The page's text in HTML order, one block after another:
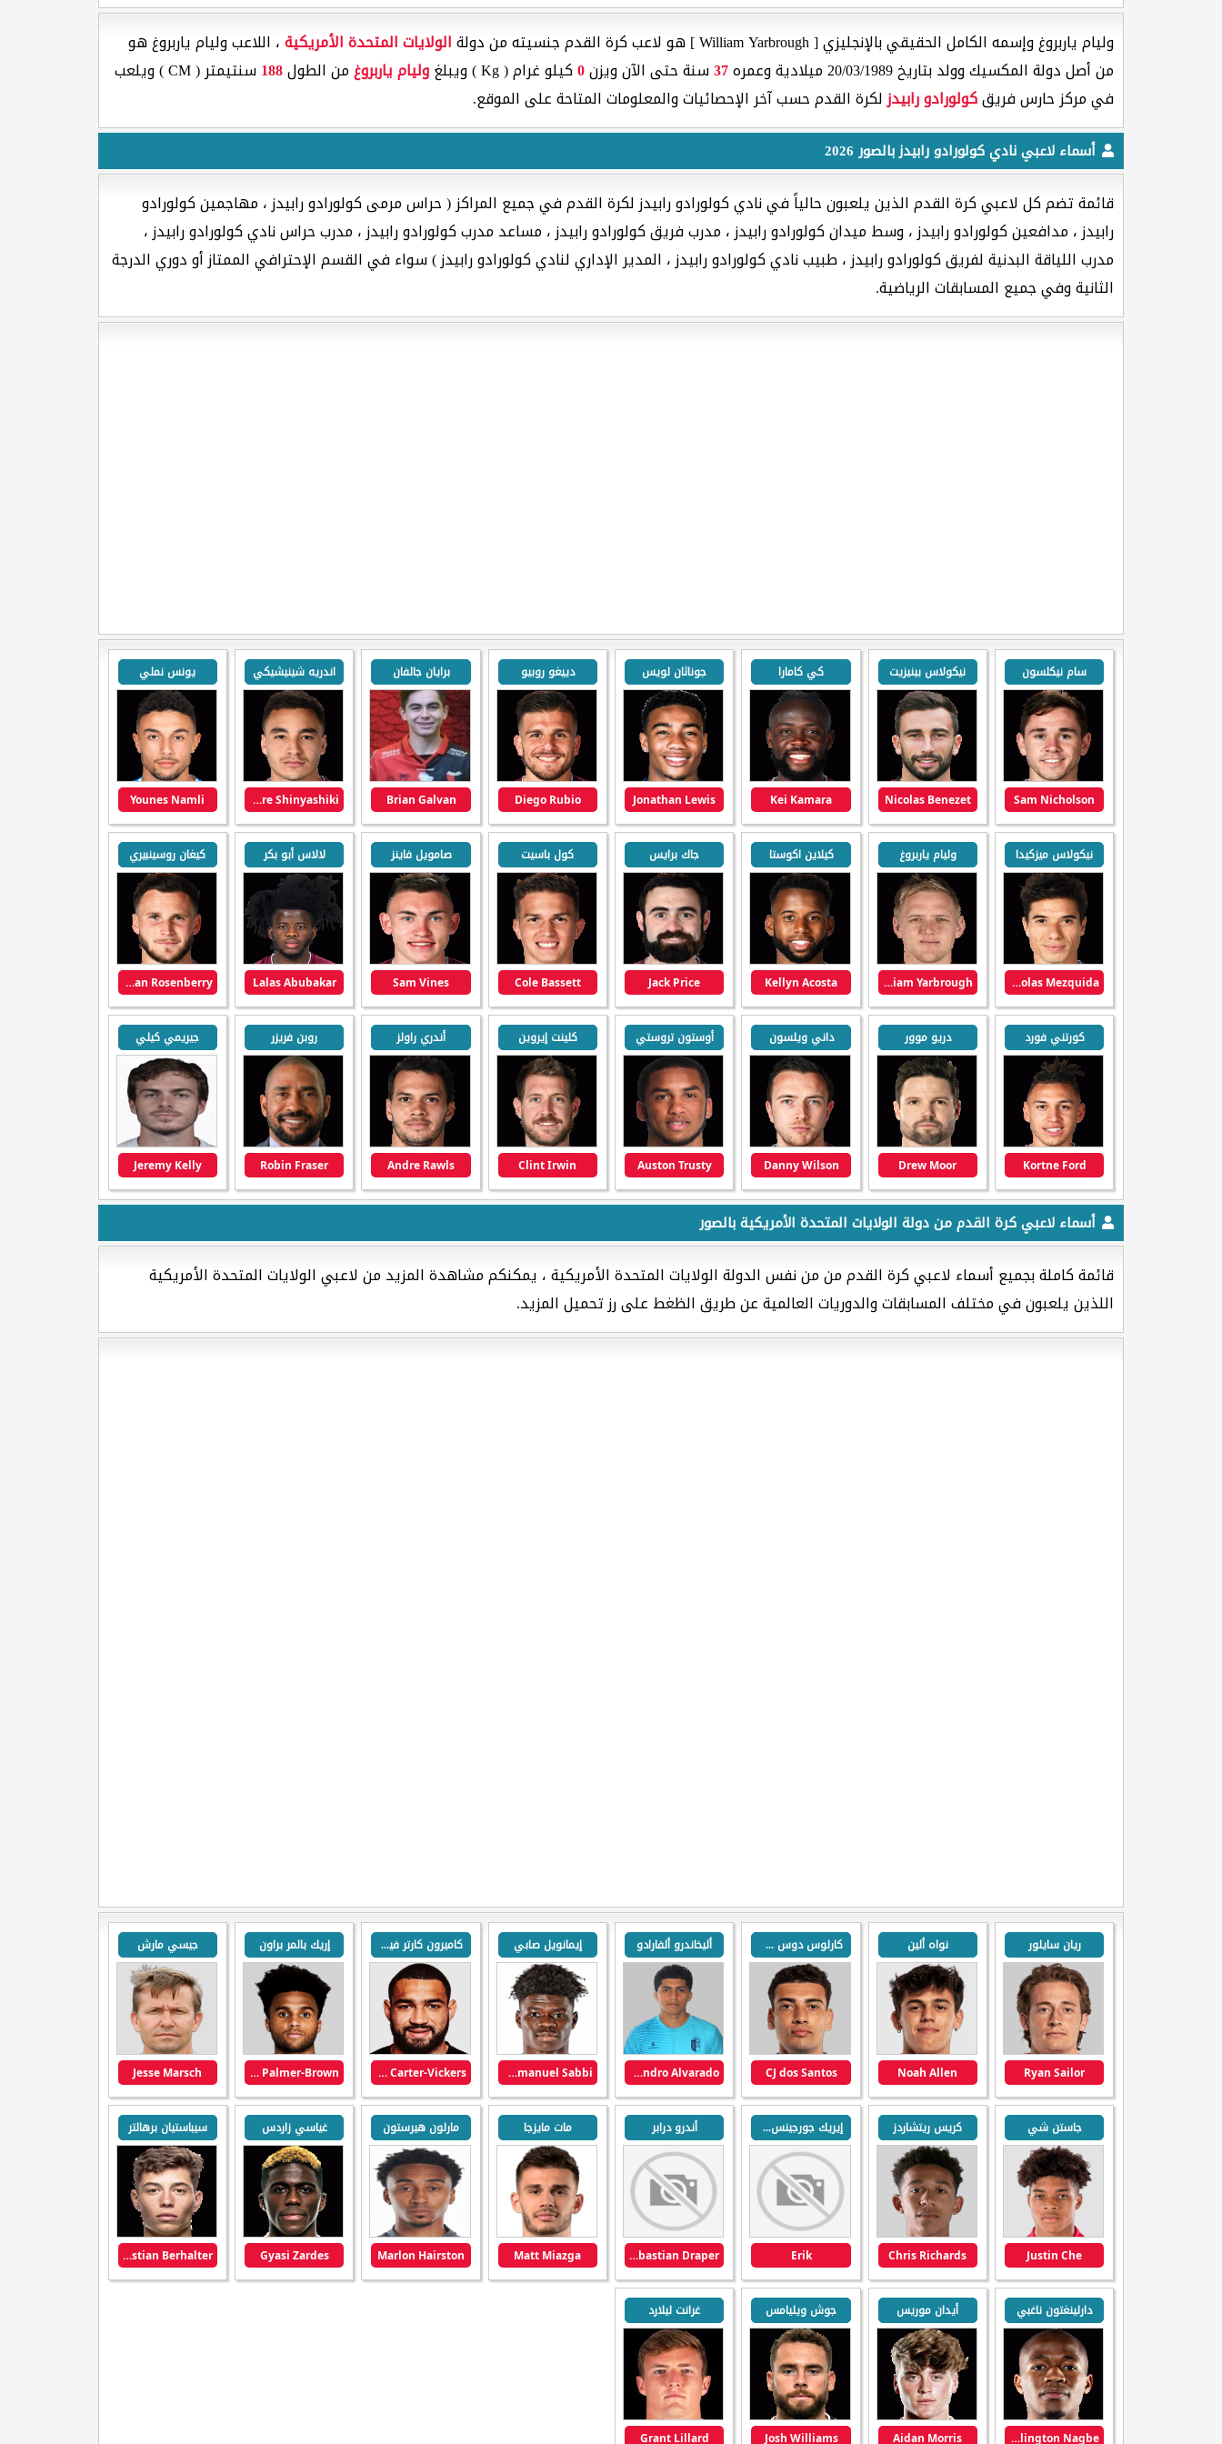
وليام ياربروغ وإسمه الكامل الحقيقي بالإنجليزي [ William Yarbrough ] هو لاعب كرة القدم جنسيته من دولة الولايات المتحدة الأمريكية، اللاعب وليام ياربروغ هو
من أصل دولة المكسيك وولد بتاريخ 20/03/1989 ميلادية وعمره
37سنة حتى الآن ويزن0كيلو غرام ( Kg ) ويبلغ وليام ياربروغمن الطول188
سنتيمتر ( CM ) ويلعب
في مركز حارس فريقكولورادو رابيدزلكرة القدم حسب آخر الإحصائيات والمعلومات المتاحة على الموقع.
أسماء لاعبي نادي كولورادو رابيدز بالصور 2026
قائمة تضم كل لاعبي كرة القدم الذين يلعبون حالياً في نادي كولورادو رابيدز لكرة القدم في جميع المراكز ( حراس مرمى كولورادو رابيدز ، مهاجمين كولورادو
رابيدز ، مدافعين كولورادو رابيدز ، وسط ميدان كولورادو رابيدز ، مدرب فريق كولورادو رابيدز ، مساعد مدرب كولورادو رابيدز ، مدرب حراس نادي كولورادو رابيدز ،
مدرب اللياقة البدنية لفريق كولورادو رابيدز ، طبيب نادي كولورادو رابيدز ، المدير الإداري لنادي كولورادو رابيدز ) سواء في القسم الإحترافي الممتاز أو دوري الدرجة
الثانية وفي جميع المسابقات الرياضية.
سام نيكلسون
Sam Nicholson
نيكولاس بينيزيت
Nicolas Benezet
كي كامارا
Kei Kamara
جوناثان لويس
Jonathan Lewis
دييغو روبيو
Diego Rubio
برايان جالفان
Brian Galvan
اندريه شينيشيكي
Andre Shinyashiki
يونس نملي
Younes Namli
نيكولاس ميزكيدا
Nicolas Mezquida
وليام ياربروغ
William Yarbrough
كيلاين اكوستا
Kellyn Acosta
جاك برايس
Jack Price
كول باسيت
Cole Bassett
صامويل فاينز
Sam Vines
لالاس أبو بكر
Lalas Abubakar
كيغان روسينبيري
Keegan Rosenberry
كورتني فورد
Kortne Ford
دريو موور
Drew Moor
داني ويلسون
Danny Wilson
أوستون تروستي
Auston Trusty
كلينت إيروين
Clint Irwin
أندري راولز
Andre Rawls
روبن فريزر
Robin Fraser
جيريمي كيلي
Jeremy Kelly
أسماء لاعبي كرة القدم من دولة الولايات المتحدة الأمريكية بالصور
قائمة كاملة بجميع أسماء لاعبي كرة القدم من من نفس الدولة الولايات المتحدة الأمريكية ، يمكنكم مشاهدة المزيد من لاعبي الولايات المتحدة الأمريكية
اللذين يلعبون في مختلف المسابقات والدوريات العالمية عن طريق الظغط على رز تحميل المزيد.
ريان سايلور
Ryan Sailor
نواه ألين
Noah Allen
كارلوس دوس سانتوس
CJ dos Santos
أليخاندرو ألفارادو
Alejandro Alvarado
إيمانويل صابي
Emmanuel Sabbi
كاميرون كارتر فيكرز
Cameron Carter-Vickers
إريك بالمر براون
Erik Palmer-Brown
جيسي مارش
Jesse Marsch
جاستن شي
Justin Che
كريس ريتشاردز
Chris Richards
إيريك جورجينس دو مينيزيس
Erik
أندرو درابر
Andrew Sebastian Draper
مات مايزجا
Matt Miazga
مارلون هيرستون
Marlon Hairston
غياسي زاردس
Gyasi Zardes
سيباستيان برهالتر
Sebastian Berhalter
دارلينغتون ناغبي
Darlington Nagbe
أيدان موريس
Aidan Morris
جوش ويليامس
Josh Williams
غرانت ليلارد
Grant Lillard